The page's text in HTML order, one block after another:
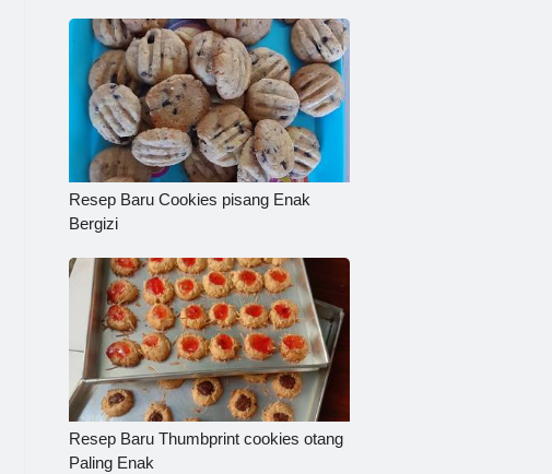
Resep Baru Cookies pisang Enak
Bergizi
Resep Baru Thumbprint cookies otang
Paling Enak